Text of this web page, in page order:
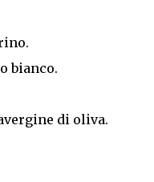
bianco.
di oliva.